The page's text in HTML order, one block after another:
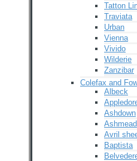
Tatton
Traviata
Urban
Vienna
Vivido
Wilderie
Zanzibar
Colefax and
Albeck
Ashdown
Ashmead
Avril
Baptista